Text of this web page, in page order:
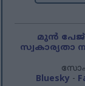
മുൻ പേജ്
സ്വകാര്യതാ
Bluesky -